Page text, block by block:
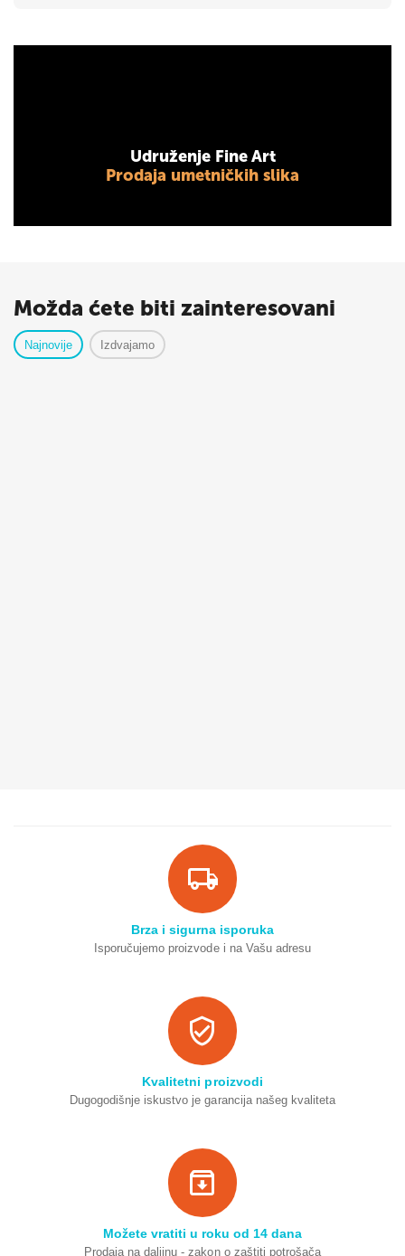
Udruženje Fine Art
Prodaja umetničkih slika
Možda ćete biti zainteresovani
Najnovije Izdvajamo
Brza i sigurna isporuka
Isporučujemo proizvode i na Vašu adresu
Kvalitetni proizvodi
Dugogodišnje iskustvo je garancija našeg kvaliteta
Možete vratiti u roku od 14 dana
Prodaja na daljinu - zakon o zaštiti potrošača